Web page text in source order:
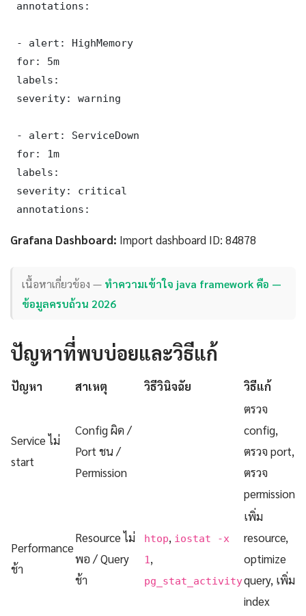
annotations:
- alert: HighMemory
for: 5m
labels:
severity: warning
- alert: ServiceDown
for: 1m
labels:
severity: critical
annotations:
Grafana Dashboard: Import dashboard ID: 84878
เนื้อหาเกี่ยวข้อง — ทำความเข้าใจ java framework คือ —
ข้อมูลครบถ้วน 2026
ปัญหาที่พบบ่อยและวิธีแก้
ปัญหา สาเหตุ วิธีวินิจฉัย วิธีแก้
Service ไม่
start
Config ผิด /
Port ชน /
Permission
ตรวจ
config,
ตรวจ port,
ตรวจ
permission
Performance
ช้า
Resource ไม่
พอ / Query
ช้า
htop, iostat -x
1 ,
pg_stat_activity
เพิ่ม
resource,
optimize
query, เพิ่ม
index